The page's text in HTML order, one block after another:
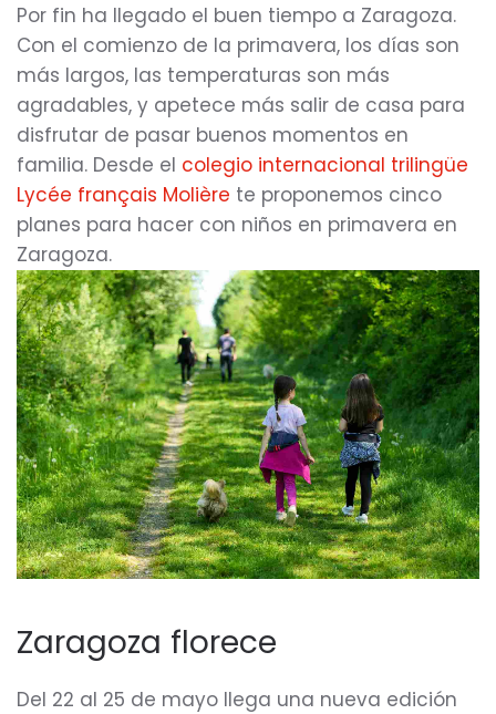
Por fin ha llegado el buen tiempo a Zaragoza.
Con el comienzo de la primavera, los días son
más largos, las temperaturas son más
agradables, y apetece más salir de casa para
disfrutar de pasar buenos momentos en
familia. Desde el colegio internacional trilingüe
Lycée français Molière te proponemos cinco
planes para hacer con niños en primavera en
Zaragoza.
Zaragoza florece
Del 22 al 25 de mayo llega una nueva edición